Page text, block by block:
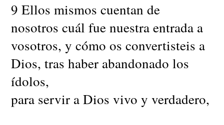
9 Ellos mismos cuentan de
nosotros cuál fue nuestra entrada a
vosotros, y cómo os convertisteis a
Dios, tras haber abandonado los
ídolos,
para servir a Dios vivo y verdadero,